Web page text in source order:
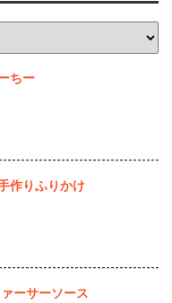
ちー
作りふりかけ
ーサーソース